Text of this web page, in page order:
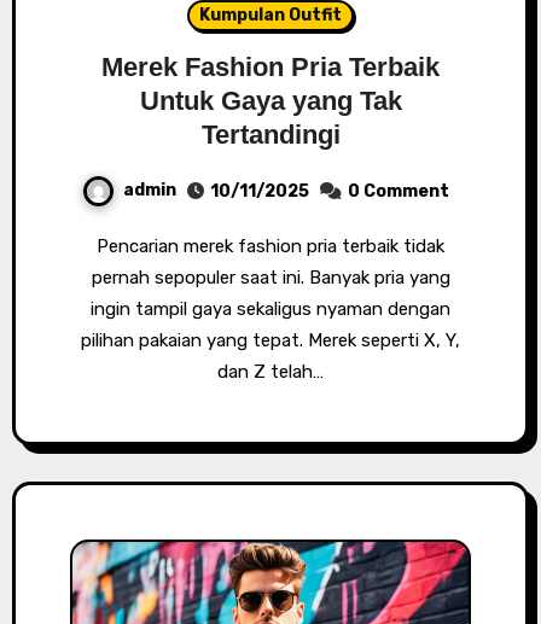
Kumpulan Outfit
Merek Fashion Pria Terbaik
Untuk Gaya yang Tak
Tertandingi
admin 10/11/2025 0 Comment
Pencarian merek fashion pria terbaik tidak
pernah sepopuler saat ini. Banyak pria yang
ingin tampil gaya sekaligus nyaman dengan
pilihan pakaian yang tepat. Merek seperti X, Y,
dan Z telah…